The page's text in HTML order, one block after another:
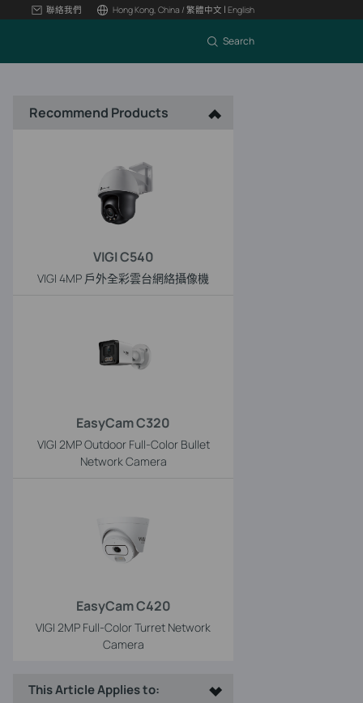
聯絡我們 Hong Kong, China / 繁體中文 | English
Search
Recommend Products
VIGI C540
VIGI 4MP 戶外全彩雲台網絡攝像機
EasyCam C320
VIGI 2MP Outdoor Full-Color Bullet
Network Camera
EasyCam C420
VIGI 2MP Full-Color Turret Network
Camera
This Article Applies to: